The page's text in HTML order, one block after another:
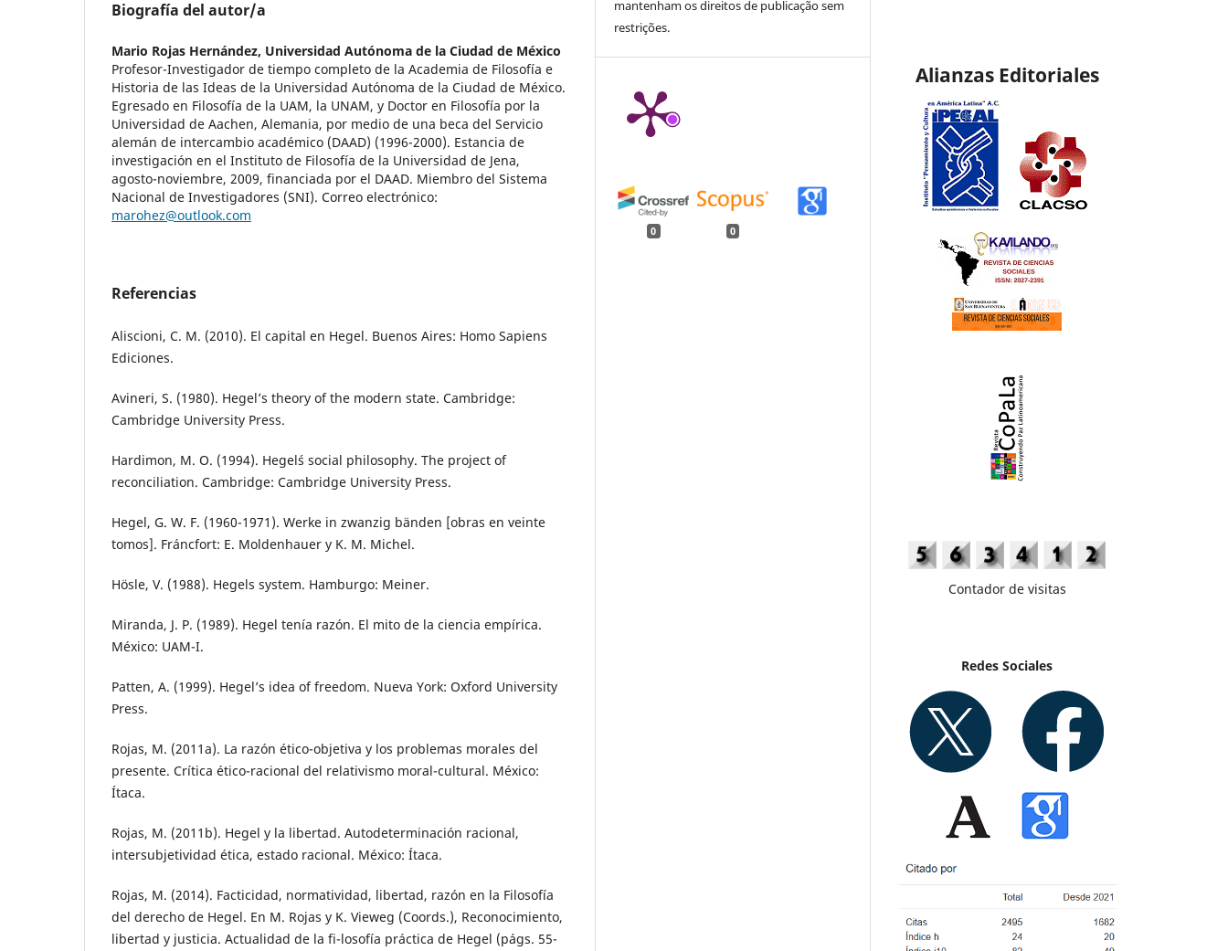
Biografía del autor/a
Mario Rojas Hernández, Universidad Autónoma de la Ciudad de México
Profesor-Investigador de tiempo completo de la Academia de Filosofía e
Historia de las Ideas de la Universidad Autónoma de la Ciudad de México.
Egresado en Filosofía de la UAM, la UNAM, y Doctor en Filosofía por la
Universidad de Aachen, Alemania, por medio de una beca del Servicio
alemán de intercambio académico (DAAD) (1996-2000). Estancia de
investigación en el Instituto de Filosofía de la Universidad de Jena,
agosto-noviembre, 2009, financiada por el DAAD. Miembro del Sistema
Nacional de Investigadores (SNI). Correo electrónico:
marohez@outlook.com
Referencias
Aliscioni, C. M. (2010). El capital en Hegel. Buenos Aires: Homo Sapiens
Ediciones.
Avineri, S. (1980). Hegel’s theory of the modern state. Cambridge:
Cambridge University Press.
Hardimon, M. O. (1994). Hegel´s social philosophy. The project of
reconciliation. Cambridge: Cambridge University Press.
Hegel, G. W. F. (1960-1971). Werke in zwanzig bänden [obras en veinte
tomos]. Fráncfort: E. Moldenhauer y K. M. Michel.
Hösle, V. (1988). Hegels system. Hamburgo: Meiner.
Miranda, J. P. (1989). Hegel tenía razón. El mito de la ciencia empírica.
México: UAM-I.
Patten, A. (1999). Hegel’s idea of freedom. Nueva York: Oxford University
Press.
Rojas, M. (2011a). La razón ético-objetiva y los problemas morales del
presente. Crítica ético-racional del relativismo moral-cultural. México:
Ítaca.
Rojas, M. (2011b). Hegel y la libertad. Autodeterminación racional,
intersubjetividad ética, estado racional. México: Ítaca.
Rojas, M. (2014). Facticidad, normatividad, libertad, razón en la Filosofía
del derecho de Hegel. En M. Rojas y K. Vieweg (Coords.), Reconocimiento,
libertad y justicia. Actualidad de la fi-losofía práctica de Hegel (págs. 55-
mantenham os direitos de publicação sem
restrições.
0 0
Alianzas Editoriales
Contador de visitas
Redes Sociales